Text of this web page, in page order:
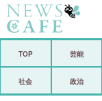
TOP 芸能
社会 政治